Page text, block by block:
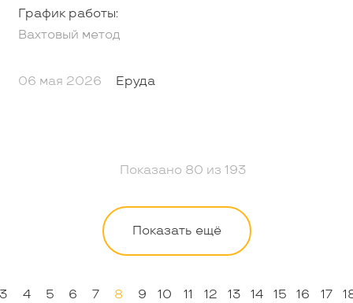
График работы:
Вахтовый метод
06 мая 2026 Еруда
Показано 80 из 193
Показать ещё
3 4 5 6 7 8 9 10 11 12 13 14 15 16 17